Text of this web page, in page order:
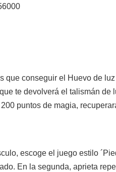
que conseguir el Huevo de
te devolverá el talismán
puntos de magia,
escoge el juego estilo
En la segunda, aprieta